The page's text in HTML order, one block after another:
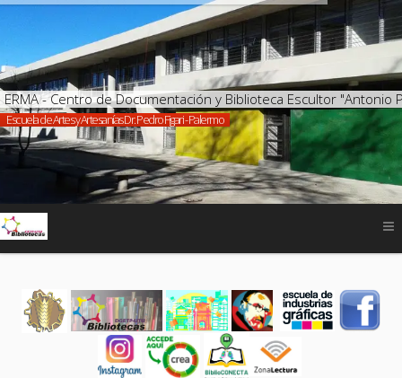
ERMA - Centro de Documentación y Biblioteca Escultor "Antonio
Escuela de Artes y Artesanías Dr. Pedro Figari - Palermo